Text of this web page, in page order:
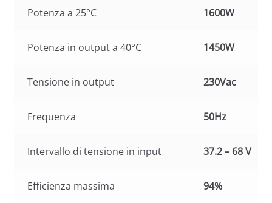
Potenza a 25°C 1600W
Potenza in output a 40°C 1450W
Tensione in output 230Vac
Frequenza 50Hz
Intervallo di tensione in input 37.2 – 68 V
Efficienza massima 94%